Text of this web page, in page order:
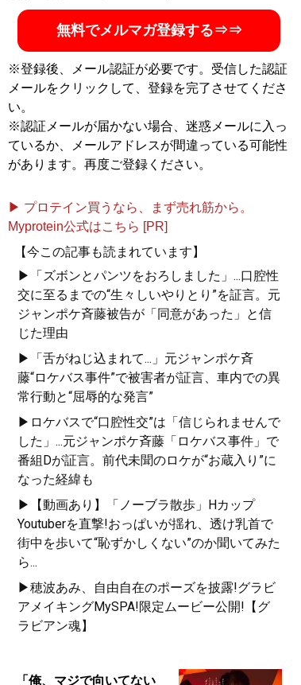
無料でメルマガ登録する⇒⇒
※登録後、メール認証が必要です。受信した認証
メールをクリックして、登録を完了させてくださ
い。
※認証メールが届かない場合、迷惑メールに入っ
ているか、メールアドレスが間違っている可能性
があります。再度ご登録ください。
▶ プロテイン買うなら、まず売れ筋から。
Myprotein公式はこちら [PR]
【今この記事も読まれています】
▶「ズボンとパンツをおろしました」...口腔性
交に至るまでの“生々しいやりとり”を証言。元
ジャンポケ斉藤被告が「同意があった」と信
じた理由
▶「舌がねじ込まれて...」元ジャンポケ斉
藤“ロケバス事件”で被害者が証言、車内での異
常行動と“屈辱的な発言”
▶ロケバスで“口腔性交”は「信じられませんで
した」...元ジャンポケ斉藤「ロケバス事件」で
番組Dが証言。前代未聞のロケが“お蔵入り”に
なった経緯も
▶【動画あり】「ノーブラ散歩」Hカップ
Youtuberを直撃!おっぱいが揺れ、透け乳首で
街中を歩いて“恥ずかしくない”のか聞いてみた
ら...
▶穂波あみ、自由自在のポーズを披露!グラビ
アメイキングMySPA!限定ムービー公開!【グ
ラビアン魂】
「俺、マジで向いてない